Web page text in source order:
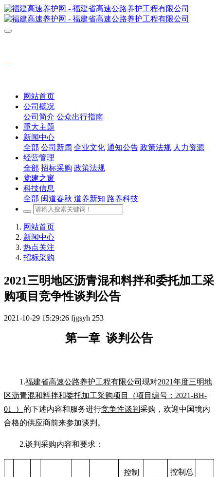
网站首页
公司概况
公司简介 公众出行指南
重大主题
新闻中心
全部 公司新闻 企业文化 通知公告 政策法规 人力资源
经营管理
全部 招标采购 政策法规
党建之窗
科技信息
全部 闽道春秋 道养新知 路养科技
网站首页
新闻中心
热点关注
招标采购
2021三明地区沥青混和料拌和委托加工采
购项目竞争性谈判公告
2021-10-29 15:29:26 fjgsyh 253
第一章 谈判公告
1.福建省高速公路养护工程有限公司 现对2021年度三明地
区沥青混和料拌和委托加工采购项目（项目编号：2021-BH-
01 ） 的下述内容和服务进行竞争性谈判 采购，欢迎中国境内
合格的供应商前来参加谈判。
2.谈判采购内容和要求：
控制
控制总